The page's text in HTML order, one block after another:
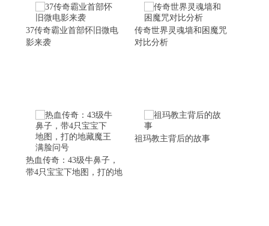
37传奇霸业首部怀旧微电
影来袭
传奇世界灵魂墙和困魔咒
对比分析
热血传奇：43级牛鼻子，
带4只宝宝下地图，打的地
祖玛教主背后的故事